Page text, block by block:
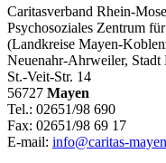
Caritasverband Rhein-
Psychosoziales Zentrum
(Landkreise Mayen-
Neuenahr-Ahrweiler, Stadt
St.-Veit-Str. 14
56727 Mayen
Tel.: 02651/98 690
Fax: 02651/98 69 17
E-mail: info@caritas-